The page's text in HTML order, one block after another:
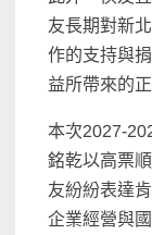
友長期對新
作的支持與
益所帶來的
本次2027-
銘乾以高票
友紛紛表達
企業經營與